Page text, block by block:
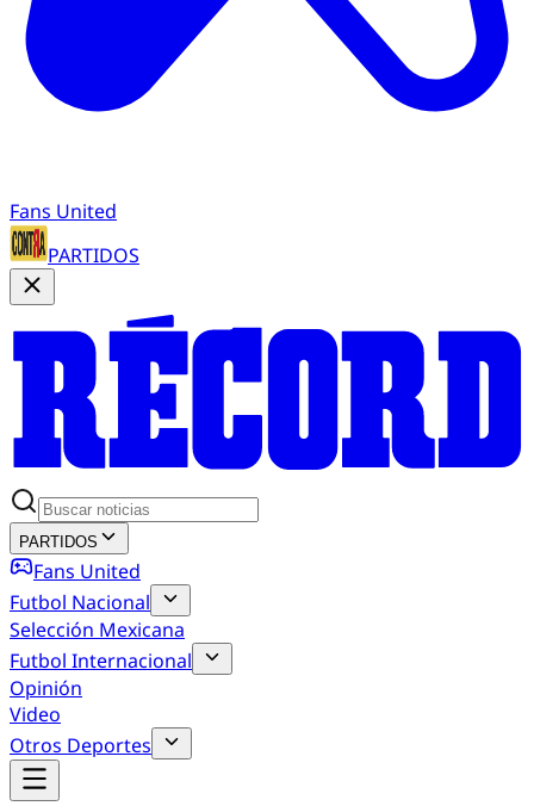
Fans United
PARTIDOS
PARTIDOS
Fans United
Futbol Nacional
Selección Mexicana
Futbol Internacional
Opinión
Video
Otros Deportes